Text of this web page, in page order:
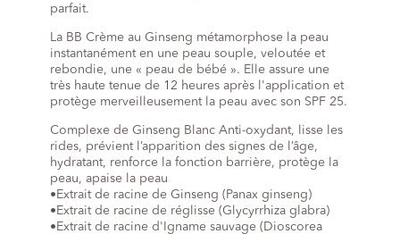
parfait.
La BB Crème au Ginseng métamorphose la peau
instantanément en une peau souple, veloutée et
rebondie, une « peau de bébé ». Elle assure une
très haute tenue de 12 heures après l'application et
protège merveilleusement la peau avec son SPF 25.
Complexe de Ginseng Blanc Anti-oxydant, lisse les
rides, prévient l’apparition des signes de l’âge,
hydratant, renforce la fonction barrière, protège la
peau, apaise la peau
•Extrait de racine de Ginseng (Panax ginseng)
•Extrait de racine de réglisse (Glycyrrhiza glabra)
•Extrait de racine d'Igname sauvage (Dioscorea